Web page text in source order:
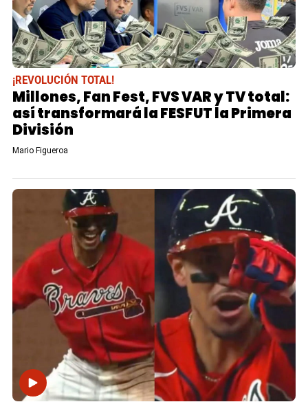
¡REVOLUCIÓN TOTAL!
Millones, Fan Fest, FVS VAR y TV total:
así transformará la FESFUT la Primera
División
Mario Figueroa